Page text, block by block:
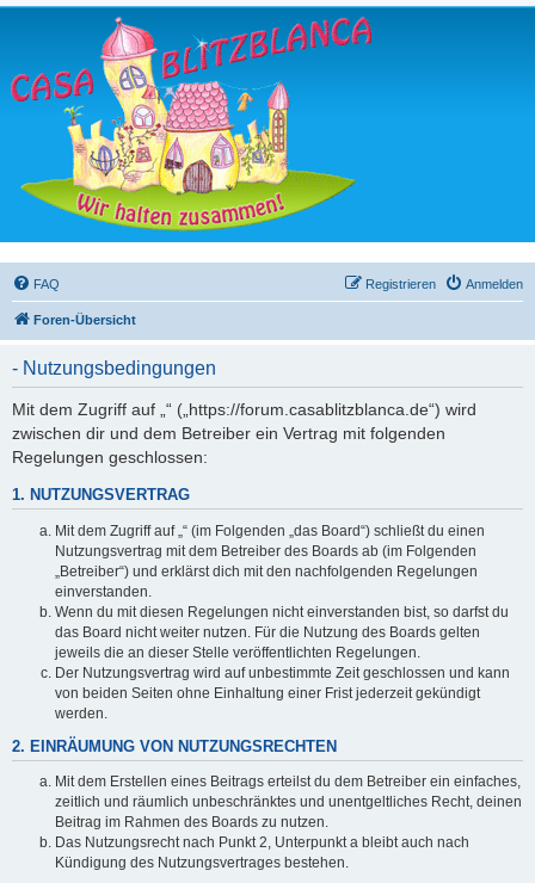
FAQ Anmelden
Registrieren
Foren-Übersicht
- Nutzungsbedingungen
Mit dem Zugriff auf „“ („https://forum.casablitzblanca.de“) wird
zwischen dir und dem Betreiber ein Vertrag mit folgenden
Regelungen geschlossen:
1. NUTZUNGSVERTRAG
Mit dem Zugriff auf „“ (im Folgenden „das Board“) schließt du einen
Nutzungsvertrag mit dem Betreiber des Boards ab (im Folgenden
„Betreiber“) und erklärst dich mit den nachfolgenden Regelungen
einverstanden.
Wenn du mit diesen Regelungen nicht einverstanden bist, so darfst du
das Board nicht weiter nutzen. Für die Nutzung des Boards gelten
jeweils die an dieser Stelle veröffentlichten Regelungen.
Der Nutzungsvertrag wird auf unbestimmte Zeit geschlossen und kann
von beiden Seiten ohne Einhaltung einer Frist jederzeit gekündigt
werden.
2. EINRÄUMUNG VON NUTZUNGSRECHTEN
Mit dem Erstellen eines Beitrags erteilst du dem Betreiber ein einfaches,
zeitlich und räumlich unbeschränktes und unentgeltliches Recht, deinen
Beitrag im Rahmen des Boards zu nutzen.
Das Nutzungsrecht nach Punkt 2, Unterpunkt a bleibt auch nach
Kündigung des Nutzungsvertrages bestehen.